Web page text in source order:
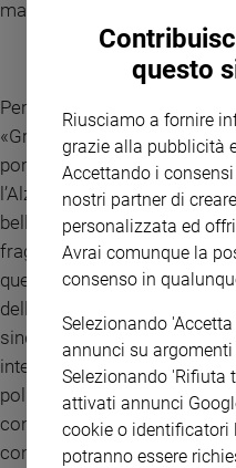
ma adesso sono strumento e
Per Gigi De Palo
,
«Grazie ai libri della sestina
portare in piazza temi
l’Alzheimer, il desiderio di
bellezza nella quotidianità
fragilità e le difficoltà, che
questo Premio abbiamo
della famiglia». Grande
sindaco
Jacopo Ferri
:
interessante per tutta la
politiche per la famiglia.
con il Forum delle Famiglie
continueremo a sostenere il
questo
Riusciamo a fornire
grazie alla pubblicità
Accettando i
nostri partner di
personalizzata ed
Avrai comunque la
consenso in
Selezionando
annunci su
Selezionando 'Rifiuta
attivati annunci
cookie o identificatori
potranno essere